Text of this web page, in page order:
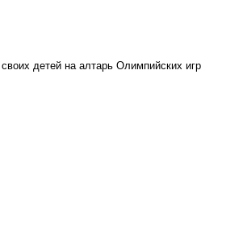
детей на алтарь Олимпийских игр